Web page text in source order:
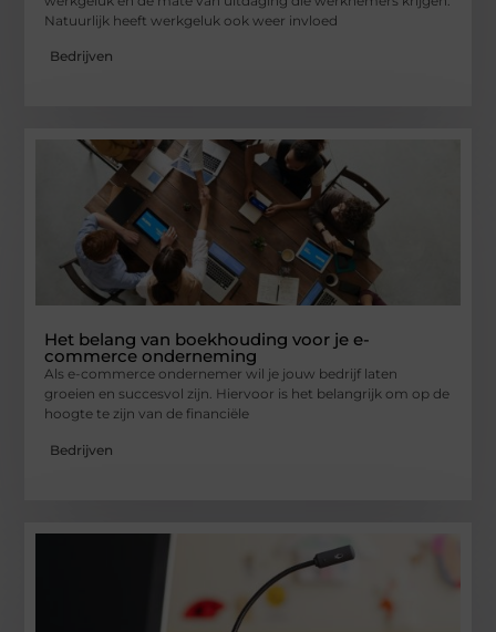
Natuurlijk heeft werkgeluk ook weer invloed
Bedrijven
Het belang van boekhouding voor je e-
commerce onderneming
Als e-commerce ondernemer wil je jouw bedrijf laten
groeien en succesvol zijn. Hiervoor is het belangrijk om op de
hoogte te zijn van de financiële
Bedrijven